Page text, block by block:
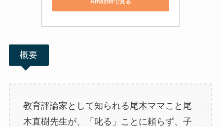
概要
教育評論家として知られる尾木ママこと尾
木直樹先生が、「叱る」ことに頼らず、子